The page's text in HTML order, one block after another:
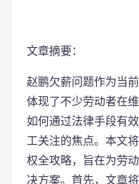
文章摘要：
赵鹏欠薪问题作为当
体现了不少劳动者在
如何通过法律手段有
工关注的焦点。本文
权全攻略，旨在为劳
决方案。首先，文章